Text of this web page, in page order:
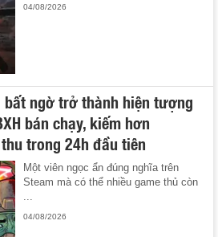
04/08/2026
ngờ trở thành hiện tượng
bán chạy, kiếm hơn
trong 24h đầu tiên
Một viên ngọc ẩn đúng nghĩa trên
Steam mà có thể nhiều game thủ còn
04/08/2026